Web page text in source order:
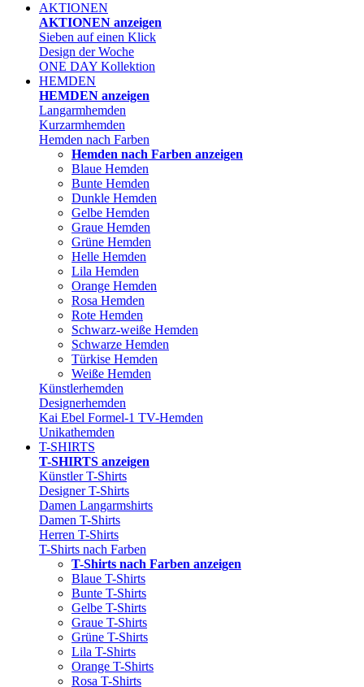
AKTIONEN
AKTIONEN anzeigen
Sieben auf einen Klick
Design der Woche
ONE DAY Kollektion
HEMDEN
HEMDEN anzeigen
Langarmhemden
Kurzarmhemden
Hemden nach Farben
Hemden nach Farben anzeigen
Blaue Hemden
Bunte Hemden
Dunkle Hemden
Gelbe Hemden
Graue Hemden
Grüne Hemden
Helle Hemden
Lila Hemden
Orange Hemden
Rosa Hemden
Rote Hemden
Schwarz-weiße Hemden
Schwarze Hemden
Türkise Hemden
Weiße Hemden
Künstlerhemden
Designerhemden
Kai Ebel Formel-1 TV-Hemden
Unikathemden
T-SHIRTS
T-SHIRTS anzeigen
Künstler T-Shirts
Designer T-Shirts
Damen Langarmshirts
Damen T-Shirts
Herren T-Shirts
T-Shirts nach Farben
T-Shirts nach Farben anzeigen
Blaue T-Shirts
Bunte T-Shirts
Gelbe T-Shirts
Graue T-Shirts
Grüne T-Shirts
Lila T-Shirts
Orange T-Shirts
Rosa T-Shirts